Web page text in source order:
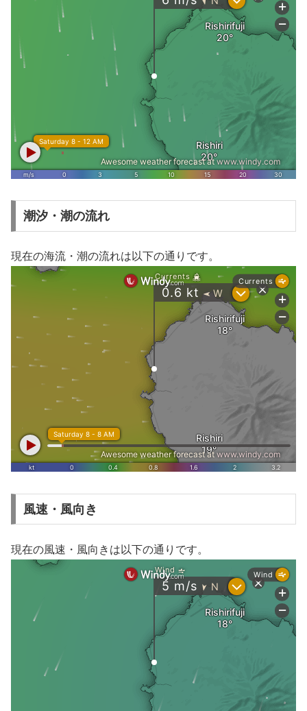
潮汐・潮の流れ
現在の海流・潮の流れは以下の通りです。
風速・風向き
現在の風速・風向きは以下の通りです。